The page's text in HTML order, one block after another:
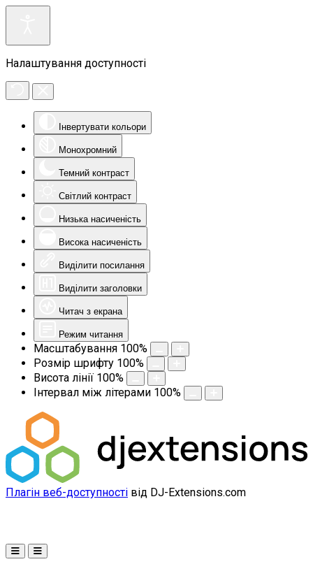
Налаштування доступності
Інвертувати кольори
Монохромний
Темний контраст
Світлий контраст
Низька насиченість
Висока насиченість
Виділити посилання
Виділити заголовки
Читач з екрана
Режим читання
Масштабування 100%
Розмір шрифту 100%
Висота лінії 100%
Інтервал між літерами 100%
Плагін веб-доступності від DJ-Extensions.com